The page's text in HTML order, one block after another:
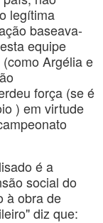
legítima
baseava-
equipe
Argélia e
força (se é
) em virtude
é a
social do
à obra de
diz que: